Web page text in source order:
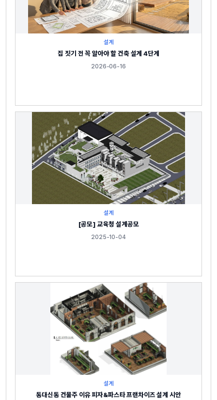
설계
집 짓기 전 꼭 알아야 할 건축 설계 4단계
2026-06-16
설계
[공모] 교육청 설계공모
2025-10-04
설계
동대신동 건물주 이유 피자&파스타 프랜차이즈 설계 시안